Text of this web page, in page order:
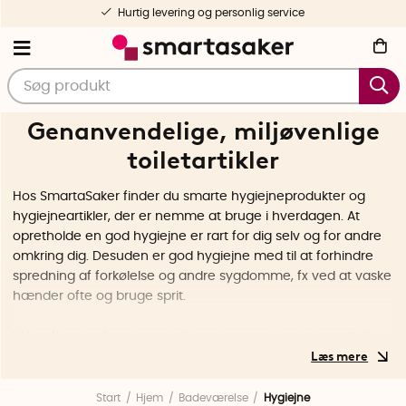
Nøje udvalgte og testede
Genanvendelige, miljøvenlige
toiletartikler
Hos SmartaSaker finder du smarte hygiejneprodukter og
hygiejneartikler, der er nemme at bruge i hverdagen. At
opretholde en god hygiejne er rart for dig selv og for andre
omkring dig. Desuden er god hygiejne med til at forhindre
spredning af forkølelse og andre sygdomme, fx ved at vaske
hænder ofte og bruge sprit.
sæbepumpe med sensor, der gør, at du kan få sæbe på
innovationer, der holder dine hænder rene, er vores
Start Hjem Badeværelse Hygiejne